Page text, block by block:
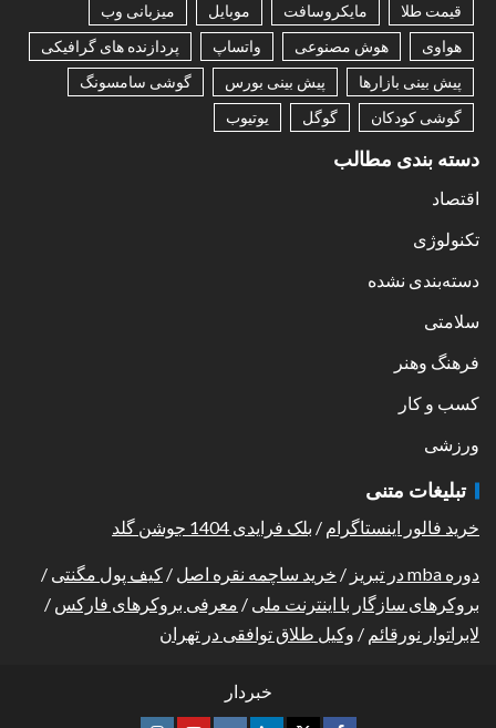
قیمت طلا
مایکروسافت موبایل
میزبانی وب
هواوی
هوش مصنوعی واتساپ
پردازنده های گرافیکی
پیش بینی بازارها
پیش بینی بورس
گوشی سامسونگ
گوشی کودکان
گوگل یوتیوب
دسته بندی مطالب
اقتصاد
تکنولوژی
دسته‌بندی نشده
سلامتی
فرهنگ وهنر
کسب و کار
ورزشی
تبلیغات متنی
خرید فالور اینستاگرام / بلک فرایدی 1404 جوشن گلد
دوره mba در تبریز / خرید ساچمه نقره اصل / کیف پول مگنتی /
بروکرهای سازگار با اینترنت ملی / معرفی بروکرهای فارکس /
لابراتوار نورقائم / وکیل طلاق توافقی در تهران
خبردار